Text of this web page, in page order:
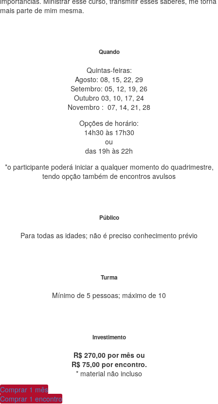
mais parte de mim mesma.
Quando
Quintas-feiras:
Agosto: 08, 15, 22, 29
Setembro: 05, 12, 19, 26
Outubro 03, 10, 17, 24
Novembro : 07, 14, 21, 28
Opções de horário:
14h30 às 17h30
ou
das 19h às 22h
*o participante poderá iniciar a qualquer momento do quadrimestre,
tendo opção também de encontros avulsos
Público
Para todas as idades; não é preciso conhecimento prévio
Turma
Mínimo de 5 pessoas; máximo de 10
Investimento
R$ 270,00 por mês ou
R$ 75,00 por encontro.
* material não incluso
Comprar 1 mês
Comprar 1 encontro